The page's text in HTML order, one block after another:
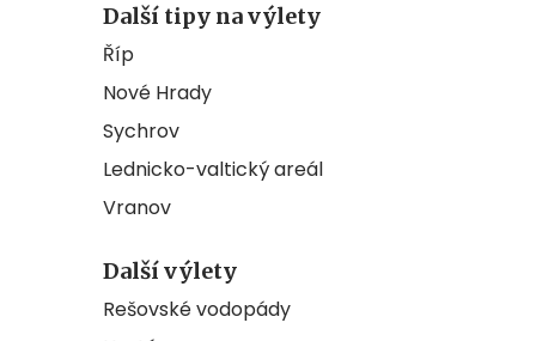
Další tipy na výlety
Říp
Nové Hrady
Sychrov
Lednicko-valtický areál
Vranov
Další výlety
Rešovské vodopády